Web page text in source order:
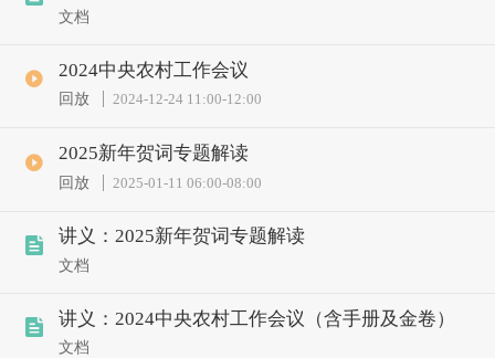
文档
2024中央农村工作会议
回放 2024-12-24 11:00-12:00
2025新年贺词专题解读
回放 2025-01-11 06:00-08:00
讲义：2025新年贺词专题解读
文档
讲义：2024中央农村工作会议（含手册及金卷）
文档